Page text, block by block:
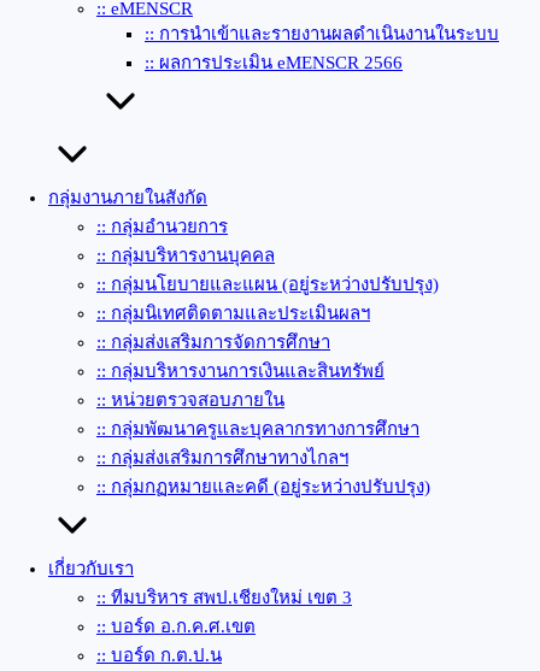
:: eMENSCR
:: การนำเข้าและรายงานผลดำเนินงานในระบบ
:: ผลการประเมิน eMENSCR 2566
กลุ่มงานภายในสังกัด
:: กลุ่มอำนวยการ
:: กลุ่มบริหารงานบุคคล
:: กลุ่มนโยบายและแผน (อยู่ระหว่างปรับปรุง)
:: กลุ่มนิเทศติดตามและประเมินผลฯ
:: กลุ่มส่งเสริมการจัดการศึกษา
:: กลุ่มบริหารงานการเงินและสินทรัพย์
:: หน่วยตรวจสอบภายใน
:: กลุ่มพัฒนาครูและบุคลากรทางการศึกษา
:: กลุ่มส่งเสริมการศึกษาทางไกลฯ
:: กลุ่มกฏหมายและคดี (อยู่ระหว่างปรับปรุง)
เกี่ยวกับเรา
:: ทีมบริหาร สพป.เชียงใหม่ เขต 3
:: บอร์ด อ.ก.ค.ศ.เขต
:: บอร์ด ก.ต.ป.น